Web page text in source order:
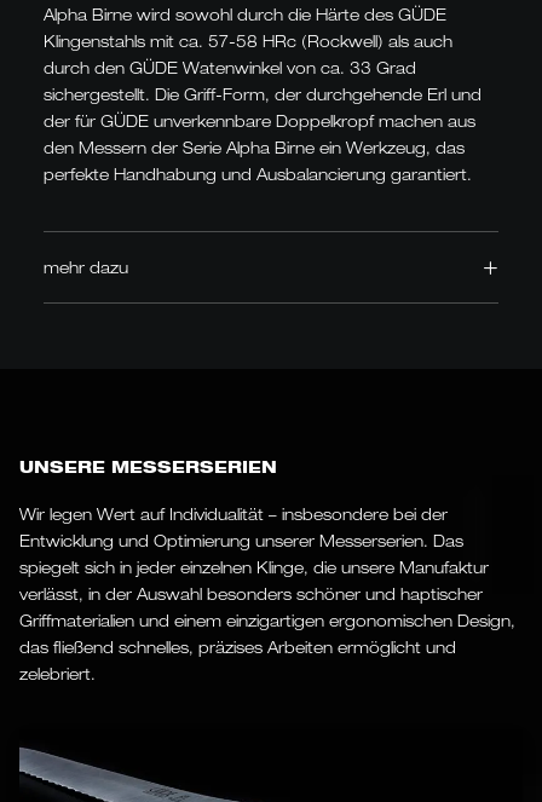
Alpha Birne wird sowohl durch die Härte des GÜDE
Klingenstahls mit ca. 57-58 HRc (Rockwell) als auch
durch den GÜDE Watenwinkel von ca. 33 Grad
sichergestellt. Die Griff-Form, der durchgehende Erl und
der für GÜDE unverkennbare Doppelkropf machen aus
den Messern der Serie Alpha Birne ein Werkzeug, das
perfekte Handhabung und Ausbalancierung garantiert.
mehr dazu
UNSERE MESSERSERIEN
Wir legen Wert auf Individualität – insbesondere bei der
Entwicklung und Optimierung unserer Messerserien. Das
spiegelt sich in jeder einzelnen Klinge, die unsere Manufaktur
verlässt, in der Auswahl besonders schöner und haptischer
Griffmaterialien und einem einzigartigen ergonomischen Design,
das fließend schnelles, präzises Arbeiten ermöglicht und
zelebriert.